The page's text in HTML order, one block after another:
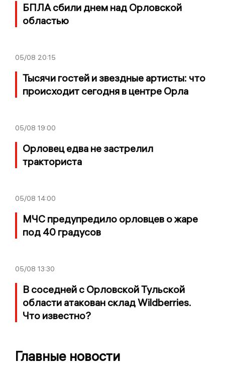
БПЛА сбили днем над Орловской
областью
05/08 20:15
Тысячи гостей и звездные артисты: что
происходит сегодня в центре Орла
05/08 19:00
Орловец едва не застрелил
тракториста
05/08 14:00
МЧС предупредило орловцев о жаре
под 40 градусов
05/08 13:30
В соседней с Орловской Тульской
области атакован склад Wildberries.
Что известно?
Главные новости